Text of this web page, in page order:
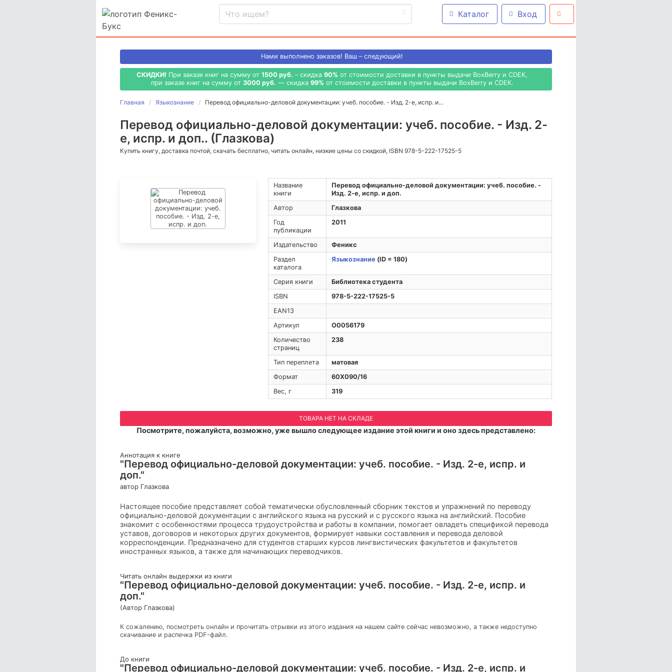
Каталог Вход
Нами выполнено заказов! Ваш – следующий!
СКИДКИ! При заказе книг на сумму от 1500 руб. – скидка 90% от стоимости доставки в пункты выдачи BoxBerry и CDEK,
при заказе книг на сумму от 3000 руб. — скидка 99% от стоимости доставки в пункты выдачи BoxBerry и CDEK.
Главная Языкознание Перевод официально-деловой документации: учеб. пособие. - Изд. 2-е, испр. и…
Перевод официально-деловой документации: учеб. пособие. - Изд. 2-
е, испр. и доп.. (Глазкова)
Купить книгу, доставка почтой, скачать бесплатно, читать онлайн, низкие цены со скидкой, ISBN 978-5-222-17525-5
Название
книги
Перевод официально-деловой документации: учеб. пособие. -
Изд. 2-е, испр. и доп.
Автор
Глазкова
Год
публикации
2011
Издательство
Феникс
Раздел
каталога
Языкознание(ID = 180)
Серия книги
Библиотека студента
ISBN
978-5-222-17525-5
EAN13
Артикул
O0056179
Количество
страниц
238
Тип переплета
матовая
Формат
60Х090/16
Вес, г
319
ТОВАРА НЕТ НА СКЛАДЕ
Посмотрите, пожалуйста, возможно, уже вышло следующее издание этой книги и оно здесь представлено:
Аннотация к книге
"Перевод официально-деловой документации: учеб. пособие. - Изд. 2-е, испр. и
доп."
автор Глазкова
Настоящее пособие представляет собой тематически обусловленный сборник текстов и упражнений по переводу
официально-деловой документации с английского языка на русский и с русского языка на английский. Пособие
знакомит с особенностями процесса трудоустройства и работы в компании, помогает овладеть спецификой перевода
уставов, договоров и некоторых других документов, формирует навыки составления и перевода деловой
корреспонденции. Предназначено для студентов старших курсов лингвистических факультетов и факультетов
иностранных языков, а также для начинающих переводчиков.
Читать онлайн выдержки из книги
"Перевод официально-деловой документации: учеб. пособие. - Изд. 2-е, испр. и
доп."
(Автор Глазкова)
К сожалению, посмотреть онлайн и прочитать отрывки из этого издания на нашем сайте сейчас невозможно, а также недоступно
скачивание и распечка PDF-файл.
До книги
"Перевод официально-деловой документации: учеб. пособие. - Изд. 2-е, испр. и